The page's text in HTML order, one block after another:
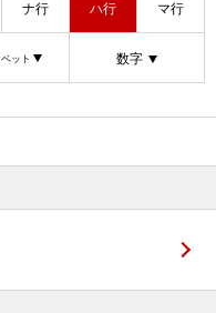
ナ行 ハ行 マ行
ット 数字